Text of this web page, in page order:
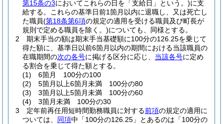
第15条の3においてこれらの日を「支給日」という。)に支
給する。
これらの基準日前1箇月以内に退職し、又は死亡し
た職員(第18条第6項の規定の適用を受ける職員及び町長が
規則で定める職員を除く。)についても、同様とする。
2
期末手当の額は期末手当基礎額に100分の126.25を乗じて
得た額に、基準日以前6箇月以内の期間における当該職員の
在職期間の次の各号に掲げる区分に応じ、 当該各号に定め
る割合を乗じて得た額とする。
(1)
6箇月 100分の100
(2)
5箇月以上6箇月未満 100分の80
(3)
3箇月以上5箇月未満 100分の60
(4)
3箇月未満 100分の30
3
定年前再任用短時間勤務職員に対する前項の規定の適用に
ついては、 同項中「100分の126.25」とあるのは「100分の